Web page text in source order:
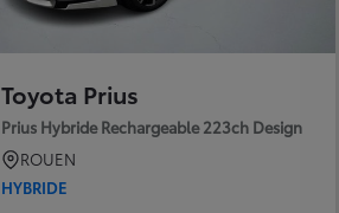
Toyota Prius
Prius Hybride Rechargeable 223ch Design
ROUEN
HYBRIDE